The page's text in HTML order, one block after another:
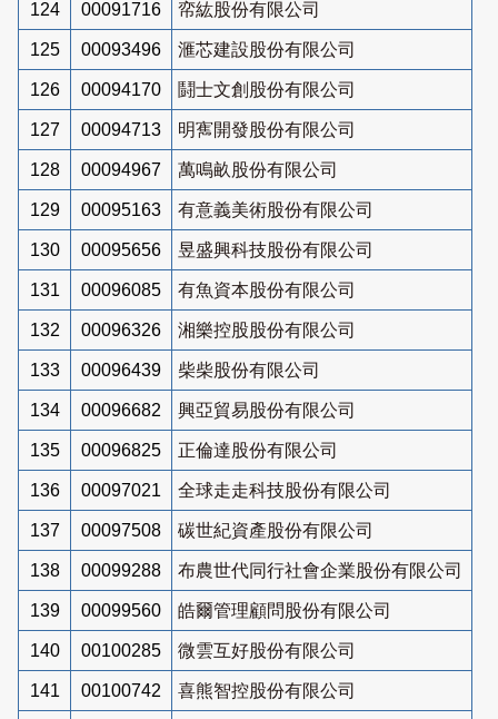
124 00091716 帟紘股份有限公司
125 00093496 滙芯建設股份有限公司
126 00094170 鬪士文創股份有限公司
127 00094713 明寯開發股份有限公司
128 00094967 萬鳴畝股份有限公司
129 00095163 有意義美術股份有限公司
130 00095656 昱盛興科技股份有限公司
131 00096085 有魚資本股份有限公司
132 00096326 湘樂控股股份有限公司
133 00096439 柴柴股份有限公司
134 00096682 興亞貿易股份有限公司
135 00096825 正倫達股份有限公司
136 00097021 全球走走科技股份有限公司
137 00097508 碳世紀資產股份有限公司
138 00099288 布農世代同行社會企業股份有限公司
139 00099560 皓爾管理顧問股份有限公司
140 00100285 微雲互好股份有限公司
141 00100742 喜熊智控股份有限公司